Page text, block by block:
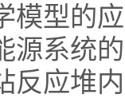
模型的
源系统
反应堆